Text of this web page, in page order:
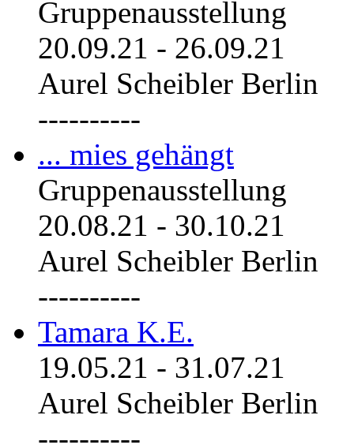
Gruppenausstellung
20.09.21 - 26.09.21
Aurel Scheibler Berlin
----------
... mies gehängt
Gruppenausstellung
20.08.21 - 30.10.21
Aurel Scheibler Berlin
----------
Tamara K.E.
19.05.21 - 31.07.21
Aurel Scheibler Berlin
----------